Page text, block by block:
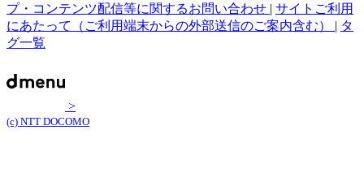
プ・コンテンツ配信等に関するお問い合わせ | サイトご利用
にあたって（ご利用端末からの外部送信のご案内含む） | タ
グ一覧
>
(c) NTT DOCOMO